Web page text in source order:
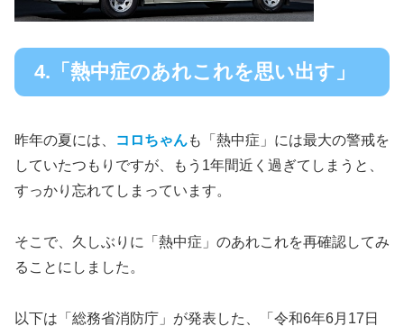
4.「熱中症のあれこれを思い出す」
昨年の夏には、 コロちゃんも「熱中症」には最大の警戒を
していたつもりですが、もう1年間近く過ぎてしまうと、
すっかり忘れてしまっています。
そこで、久しぶりに「熱中症」のあれこれを再確認してみ
ることにしました。
以下は「総務省消防庁」が発表した、「令和6年6月17日